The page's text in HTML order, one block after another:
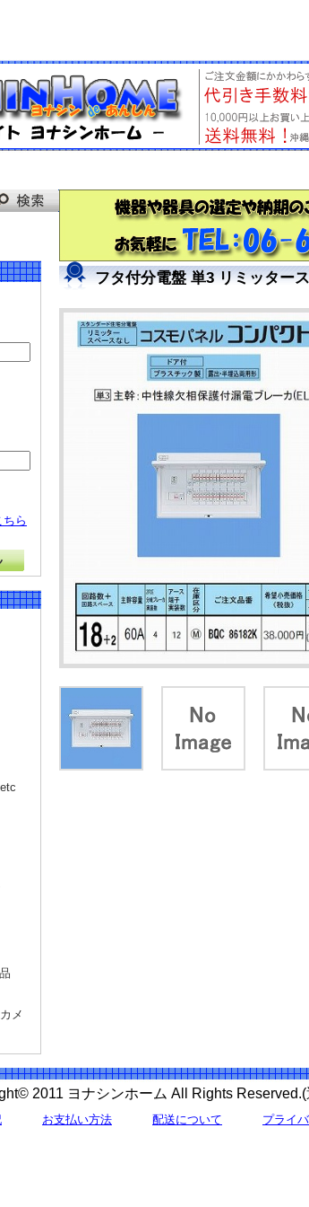
ちら
メ
フタ付分電盤 単3 リミッター
2011 ヨナシンホーム All Rights
お支払い方法 配送について プライ